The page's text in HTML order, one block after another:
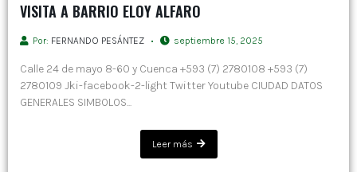
VISITA A BARRIO ELOY ALFARO
Por: FERNANDO PESÁNTEZ septiembre 15, 2025
Calle 24 de mayo 8-60 y Cuenca +593 (7) 2780108 +593 (7)
2780109 Jki-facebook-2-light Twitter Youtube CIUDAD DATOS
GENERALES SIMBOLOS...
Leer más